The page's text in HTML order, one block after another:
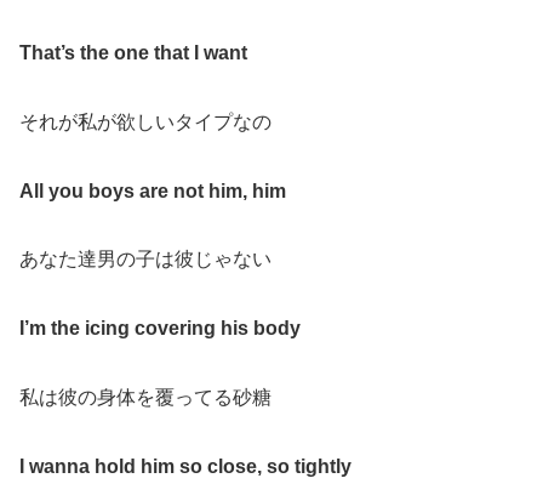
That’s the one that I want
それが私が欲しいタイプなの
All you boys are not him, him
あなた達男の子は彼じゃない
I’m the icing covering his body
私は彼の身体を覆ってる砂糖
I wanna hold him so close, so tightly